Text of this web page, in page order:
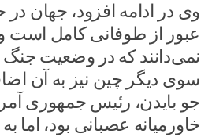
وی در ادامه افزود، جهان
عبور از طوفانی کامل
نمی‌دانند که در وضعیت جنگ
سوی دیگر چین نیز به آن
جو بایدن، ‌رئیس جمهوری
خاورمیانه عصبانی بود، اما